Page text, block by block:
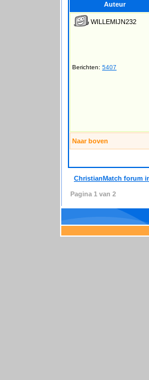
Auteur
WILLEMIJN232
Berichten: 5407
Naar boven
ChristianMatch forum
Pagina 1 van 2